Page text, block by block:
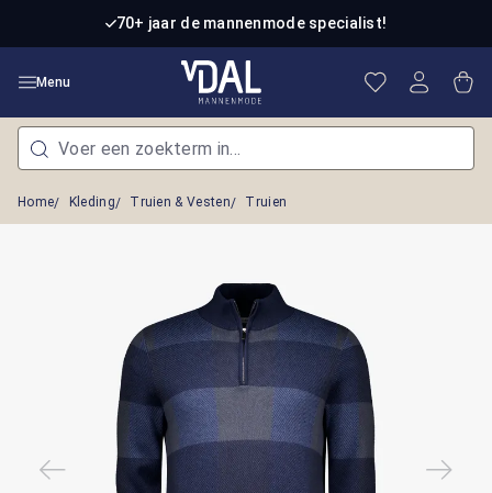
Ga naar de hoofdinhoud70+ jaar de mannenmode specialist!
Menu Je hebt 0
Home Kleding Truien & Vesten Truien